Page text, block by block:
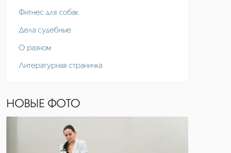
Фитнес для собак
Дела судебные
О разном
Литературная страничка
НОВЫЕ ФОТО